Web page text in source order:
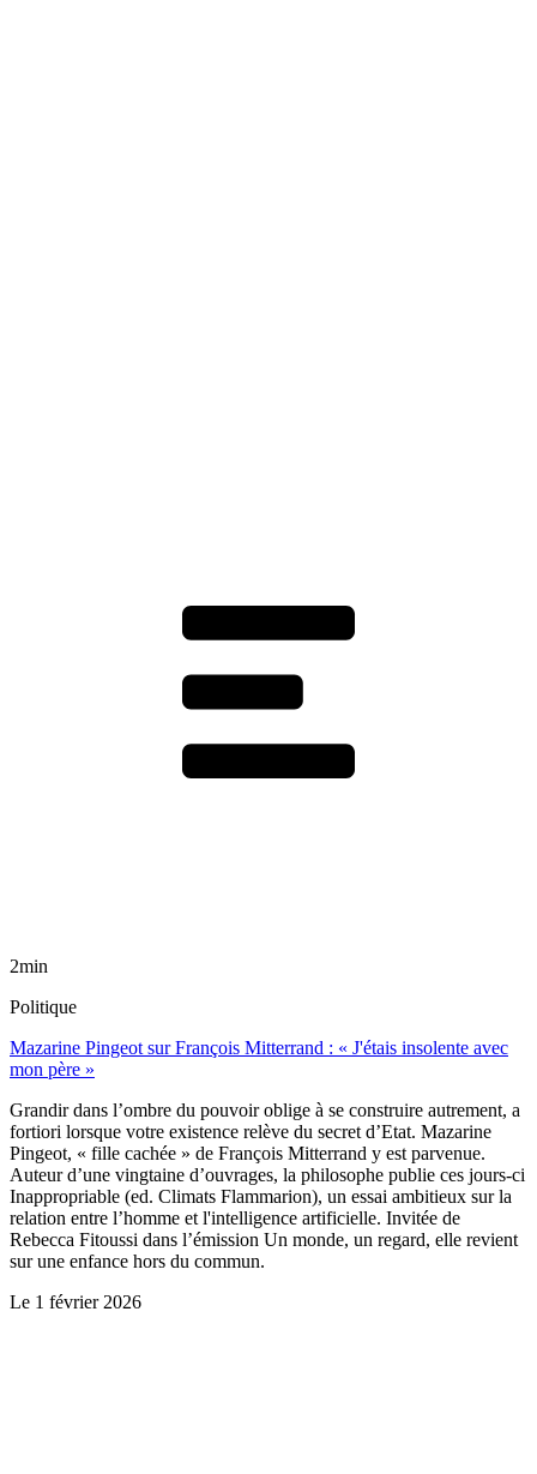
2min
Politique
Mazarine Pingeot sur François Mitterrand : « J'étais insolente avec
mon père »
Grandir dans l’ombre du pouvoir oblige à se construire autrement, a
fortiori lorsque votre existence relève du secret d’Etat. Mazarine
Pingeot, « fille cachée » de François Mitterrand y est parvenue.
Auteur d’une vingtaine d’ouvrages, la philosophe publie ces jours-ci
Inappropriable (ed. Climats Flammarion), un essai ambitieux sur la
relation entre l’homme et l'intelligence artificielle. Invitée de
Rebecca Fitoussi dans l’émission Un monde, un regard, elle revient
sur une enfance hors du commun.
Le 1 février 2026